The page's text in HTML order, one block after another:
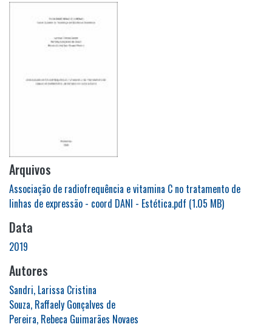
Arquivos
Associação de radiofrequência e vitamina C no tratamento de
linhas de expressão - coord DANI - Estética.pdf (1.05 MB)
Data
2019
Autores
Sandri, Larissa Cristina
Souza, Raffaely Gonçalves de
Pereira, Rebeca Guimarães Novaes